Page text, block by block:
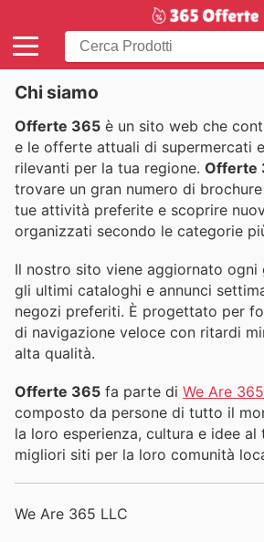
Chi siamo
Offerte 365 è un sito web che
e le offerte attuali di supermercati
rilevanti per la tua regione. Offerte
trovare un gran numero di
tue attività preferite e scoprire
organizzati secondo le categorie
Il nostro sito viene aggiornato
gli ultimi cataloghi e annunci
negozi preferiti. È progettato per
di navigazione veloce con ritardi
alta qualità.
Offerte 365 fa parte di We Are 365
composto da persone di tutto il
la loro esperienza, cultura e idee
migliori siti per la loro comunità
We Are 365 LLC